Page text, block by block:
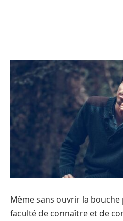
Même sans ouvrir la
faculté de connaître et de